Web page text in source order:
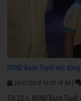
NSND Bạch Tuyết xúc
24/07/2018 10:03:18 SA
Tối 22-1, NSND Bạch